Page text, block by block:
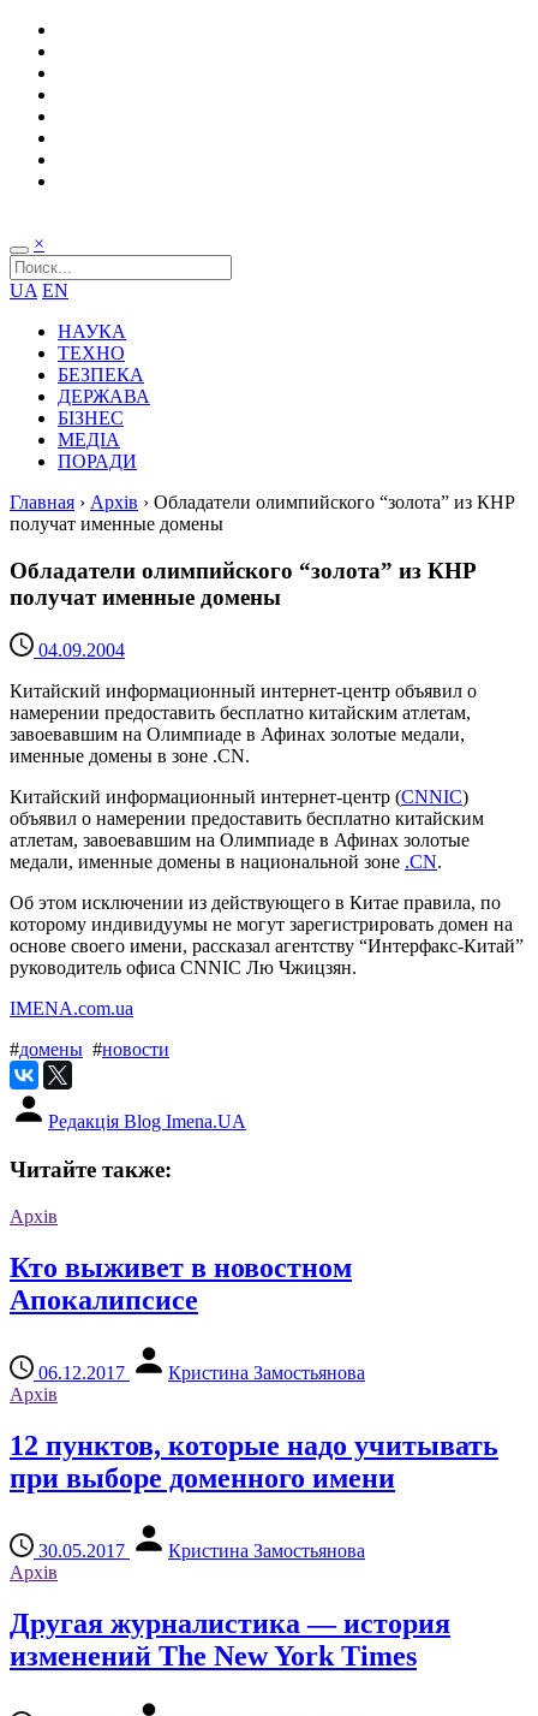
×
UA EN
НАУКА
ТЕХНО
БЕЗПЕКА
ДЕРЖАВА
БІЗНЕС
МЕДІА
ПОРАДИ
Главная › Архів › Обладатели олимпийского “золота” из КНР
получат именные домены
Обладатели олимпийского “золота” из КНР
получат именные домены
04.09.2004
Китайский информационный интернет-центр объявил о
намерении предоставить бесплатно китайским атлетам,
завоевавшим на Олимпиаде в Афинах золотые медали,
именные домены в зоне .CN.
Китайский информационный интернет-центр (CNNIC)
объявил о намерении предоставить бесплатно китайским
атлетам, завоевавшим на Олимпиаде в Афинах золотые
медали, именные домены в национальной зоне .CN.
Об этом исключении из действующего в Китае правила, по
которому индивидуумы не могут зарегистрировать домен на
основе своего имени, рассказал агентству “Интерфакс-Китай”
руководитель офиса CNNIC Лю Чжицзян.
IMENA.com.ua
#домены #новости
Редакція Blog Imena.UA
Читайте также:
Архів
Кто выживет в новостном
Апокалипсисе
06.12.2017
Кристина Замостьянова
Архів
12 пунктов, которые надо учитывать
при выборе доменного имени
30.05.2017
Кристина Замостьянова
Архів
Другая журналистика — история
изменений The New York Times